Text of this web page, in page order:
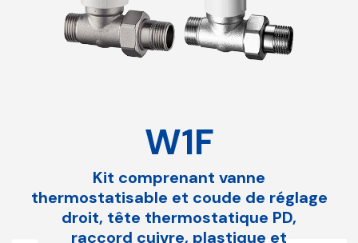
W1F
Kit comprenant vanne
thermostatisable et coude de réglage
droit, tête thermostatique PD,
raccord cuivre, plastique et